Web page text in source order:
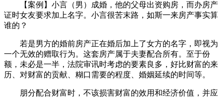
【案例】小言（男）成婚，他的父母出资购房，而办房产
证时女友要求加上名字。小言很苦末路，如斯一来房产事实算
谁的？
若是男方的婚前房产正在婚后加上了女方的名字，即视为
一个无效的赠取行为。这套房产属于夫妻配合所有。至于份
额，未必是一半，法院审讯时考虑的要素良多，好比财富的来
历、对财富的贡献、糊口需要的程度、婚姻延续的时间等。
朋分配合财富时，不该损害财富的效用和经济价值，并应